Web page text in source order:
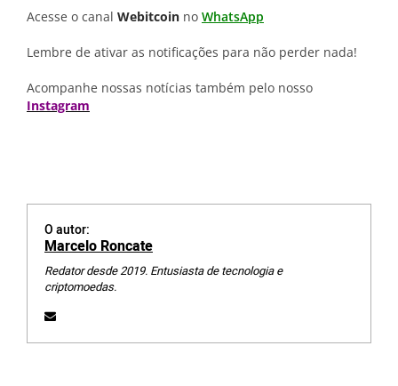
Acesse o canal Webitcoin no WhatsApp
Lembre de ativar as notificações para não perder nada!
Acompanhe nossas notícias também pelo nosso
Instagram
O autor:
Marcelo Roncate
Redator desde 2019. Entusiasta de tecnologia e
criptomoedas.